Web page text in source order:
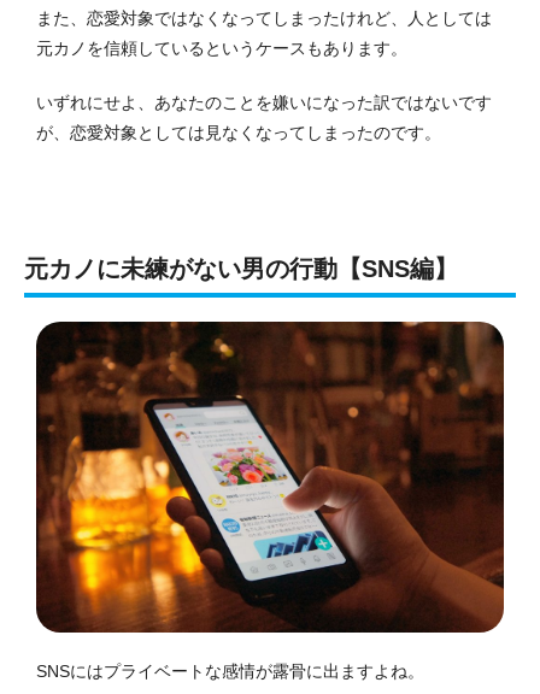
また、恋愛対象ではなくなってしまったけれど、人としては
元カノを信頼しているというケースもあります。
いずれにせよ、あなたのことを嫌いになった訳ではないです
が、恋愛対象としては見なくなってしまったのです。
元カノに未練がない男の行動【SNS編】
SNSにはプライベートな感情が露骨に出ますよね。